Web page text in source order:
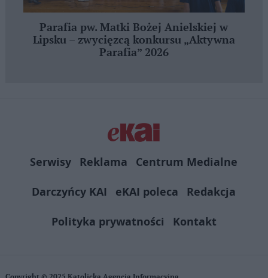
Parafia pw. Matki Bożej Anielskiej w
Lipsku – zwycięzcą konkursu „Aktywna
Parafia” 2026
Serwisy Reklama
Centrum Medialne
Darczyńcy KAI
eKAI poleca
Redakcja
Polityka prywatności
Kontakt